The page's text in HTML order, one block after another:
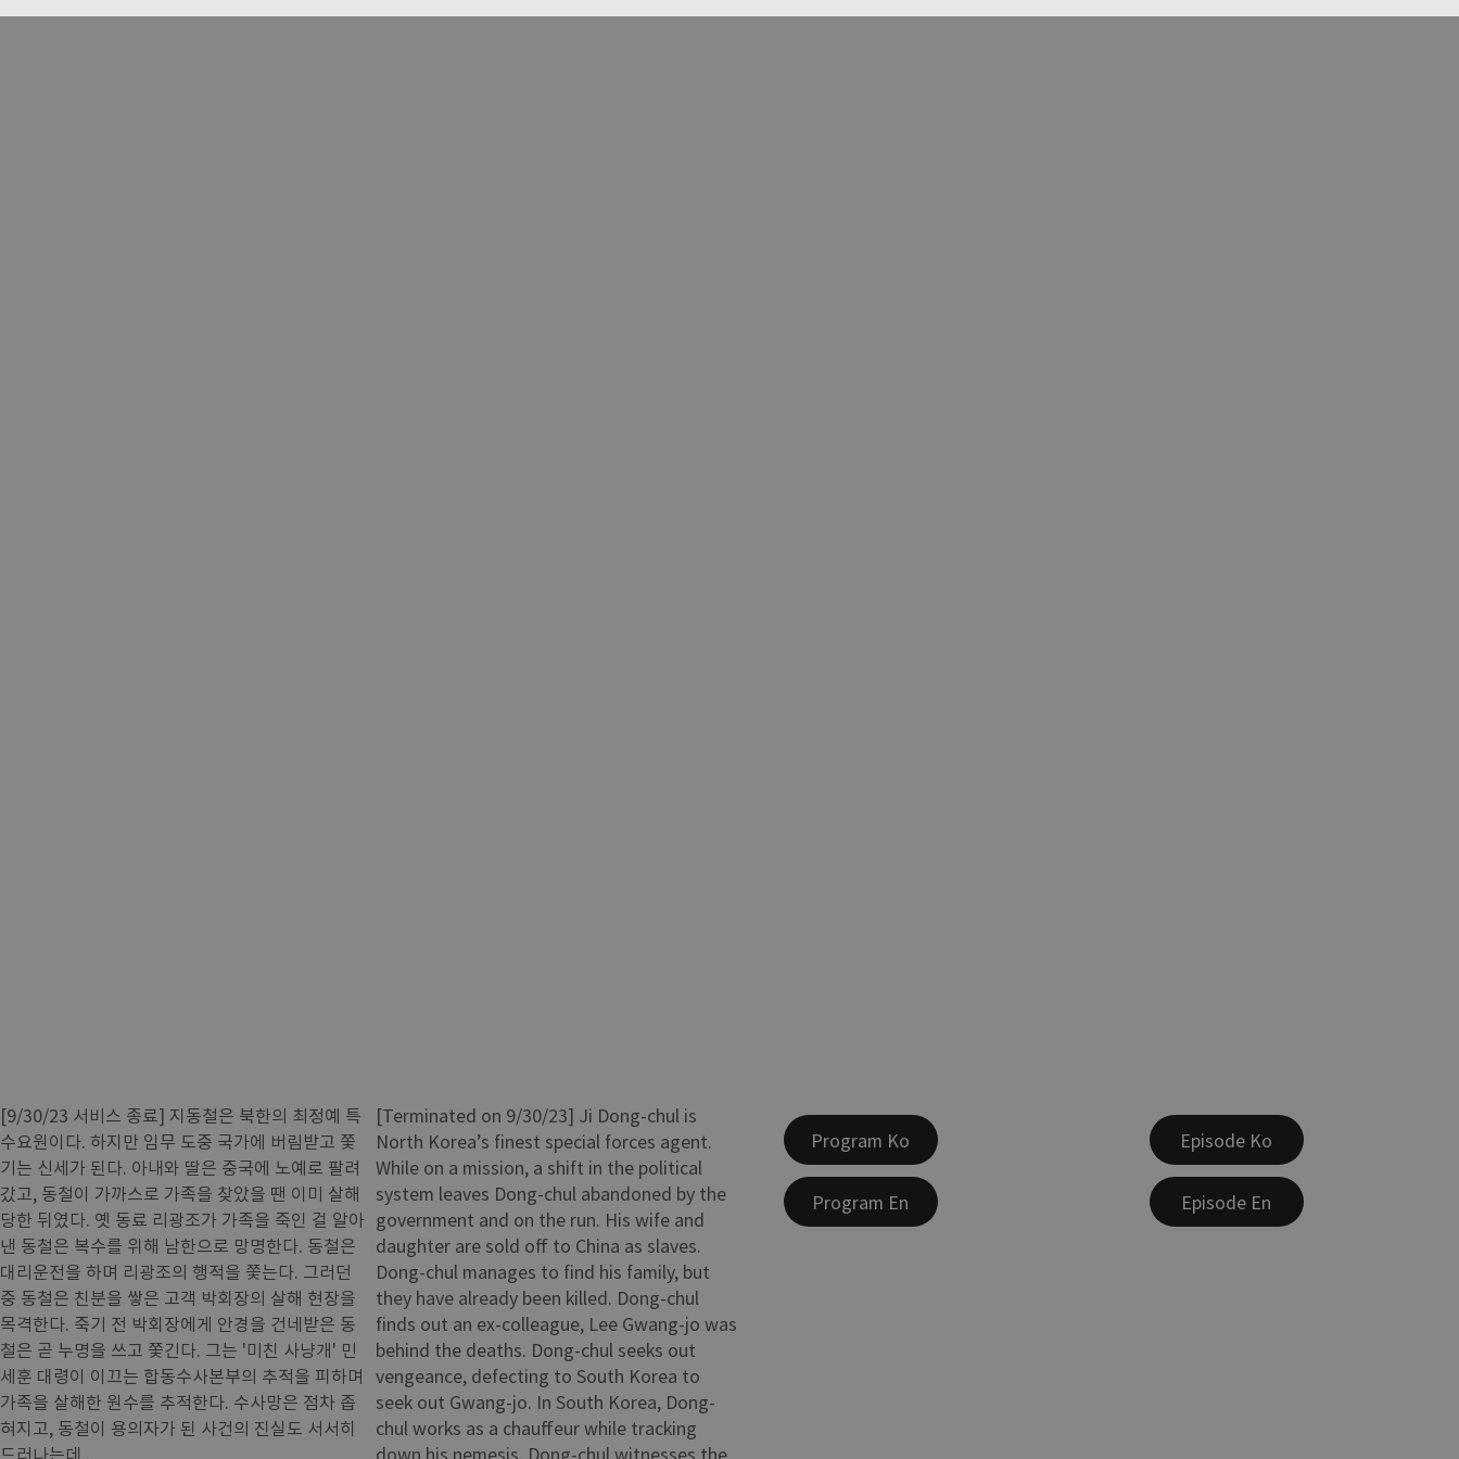
[9/30/23 서비스 종료] 지동철은 북한의 최정예 특
수요원이다. 하지만 임무 도중 국가에 버림받고 쫓
기는 신세가 된다. 아내와 딸은 중국에 노예로 팔려
갔고, 동철이 가까스로 가족을 찾았을 땐 이미 살해
당한 뒤였다. 옛 동료 리광조가 가족을 죽인 걸 알아
낸 동철은 복수를 위해 남한으로 망명한다. 동철은
대리운전을 하며 리광조의 행적을 쫓는다. 그러던
중 동철은 친분을 쌓은 고객 박회장의 살해 현장을
목격한다. 죽기 전 박회장에게 안경을 건네받은 동
철은 곧 누명을 쓰고 쫓긴다. 그는 '미친 사냥개' 민
세훈 대령이 이끄는 합동수사본부의 추적을 피하며
가족을 살해한 원수를 추적한다. 수사망은 점차 좁
혀지고, 동철이 용의자가 된 사건의 진실도 서서히
드러나는데...
[Terminated on 9/30/23] Ji Dong-chul is
North Korea’s finest special forces agent.
While on a mission, a shift in the political
system leaves Dong-chul abandoned by the
government and on the run. His wife and
daughter are sold off to China as slaves.
Dong-chul manages to find his family, but
they have already been killed. Dong-chul
finds out an ex-colleague, Lee Gwang-jo was
behind the deaths. Dong-chul seeks out
vengeance, defecting to South Korea to
seek out Gwang-jo. In South Korea, Dong-
chul works as a chauffeur while tracking
down his nemesis. Dong-chul witnesses the
Program Ko
Program En
Episode Ko
Episode En